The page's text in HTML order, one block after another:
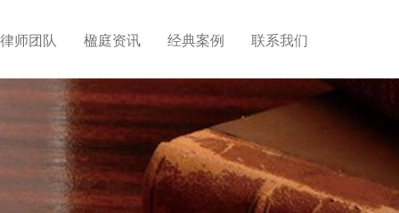
律师团队 楹庭资讯 经典案例 联系我们